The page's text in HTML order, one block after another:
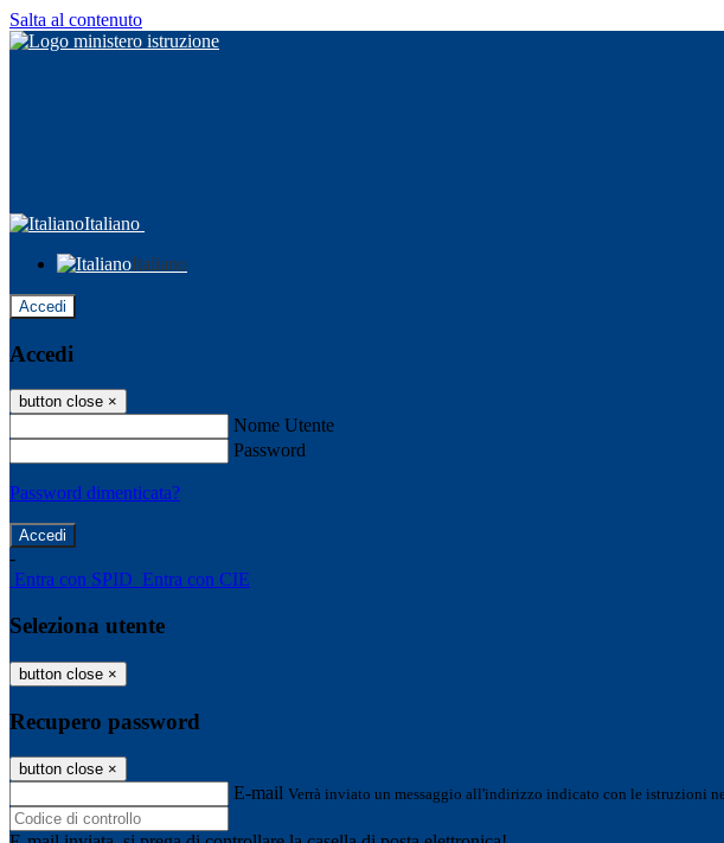
Salta al contenuto
Italiano
Italiano
Accedi
Accedi
button close ×
Nome Utente
Password
Password dimenticata?
-
Entra con SPID Entra con CIE
Seleziona utente
button close ×
Recupero password
button close ×
E-mail Verrà inviato un messaggio all'indirizzo indicato con le istruzioni